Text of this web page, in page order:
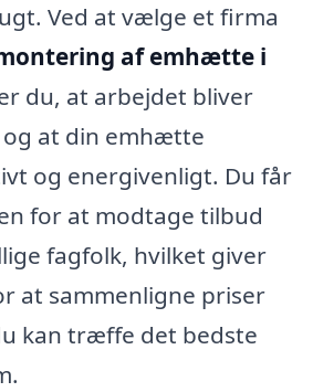
Ved at vælge et firma
af emhætte i
du, at arbejdet bliver
at din emhætte
og energivenligt. Du får
for at modtage tilbud
fagfolk, hvilket giver
at sammenligne priser
kan træffe det bedste